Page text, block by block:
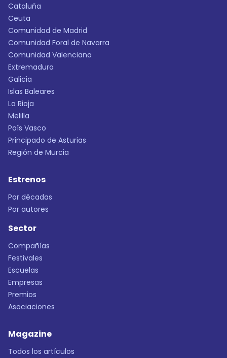
Cataluña
Ceuta
Comunidad de Madrid
Comunidad Foral de Navarra
Comunidad Valenciana
Extremadura
Galicia
Islas Baleares
La Rioja
Melilla
País Vasco
Principado de Asturias
Región de Murcia
Estrenos
Por décadas
Por autores
Sector
Compañías
Festivales
Escuelas
Empresas
Premios
Asociaciones
Magazine
Todos los artículos